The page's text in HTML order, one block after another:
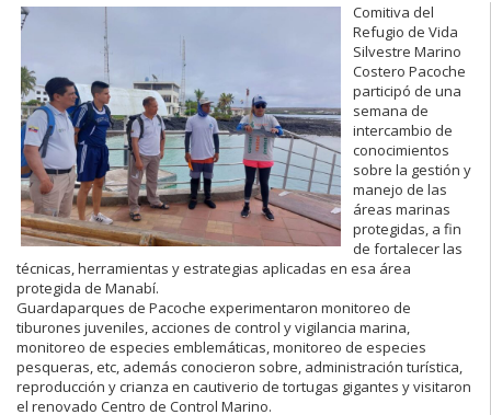
Comitiva del
Refugio de Vida
Silvestre Marino
Costero Pacoche
participó de una
semana de
intercambio de
conocimientos
sobre la gestión y
manejo de las
áreas marinas
protegidas, a fin
de fortalecer las
técnicas, herramientas y estrategias aplicadas en esa área
protegida de Manabí.
Guardaparques de Pacoche experimentaron monitoreo de
tiburones juveniles, acciones de control y vigilancia marina,
monitoreo de especies emblemáticas, monitoreo de especies
pesqueras, etc, además conocieron sobre, administración turística,
reproducción y crianza en cautiverio de tortugas gigantes y visitaron
el renovado Centro de Control Marino.